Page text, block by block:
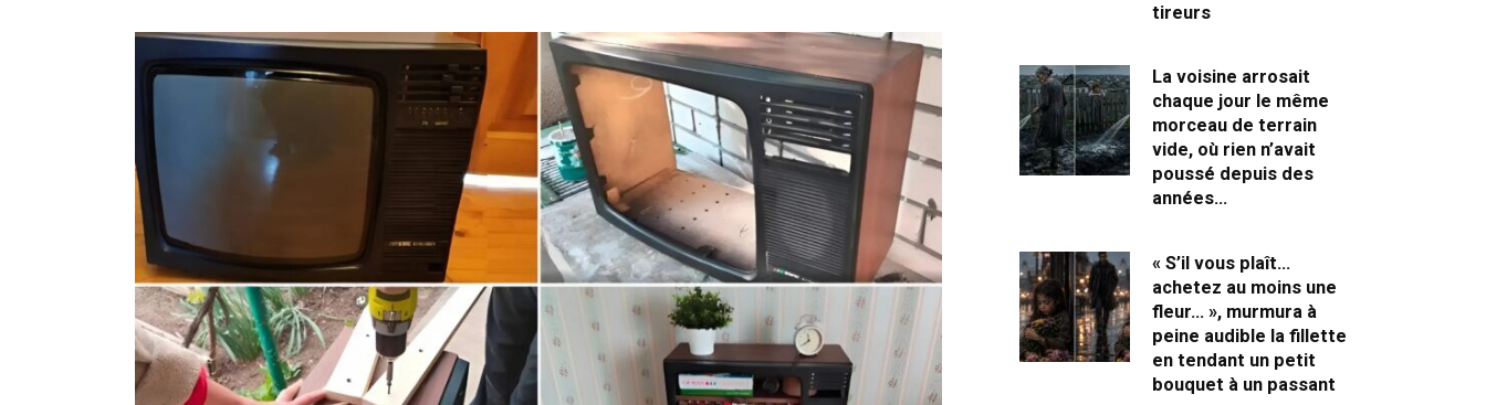
tireurs
La voisine arrosait
chaque jour le même
morceau de terrain
vide, où rien n’avait
poussé depuis des
années…
« S’il vous plaît…
achetez au moins une
fleur… », murmura à
peine audible la fillette
en tendant un petit
bouquet à un passant